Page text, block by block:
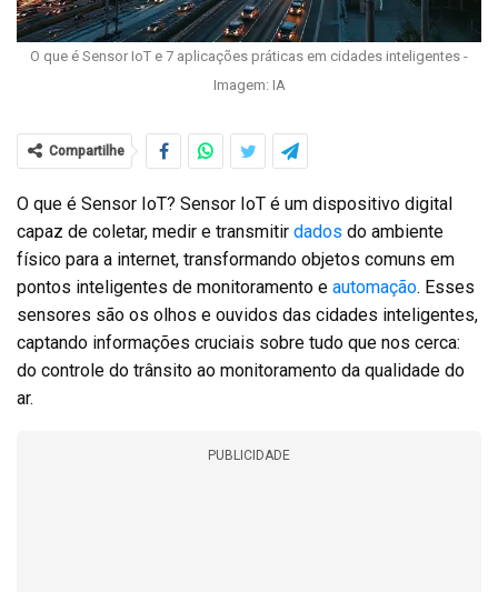
O que é Sensor IoT e 7 aplicações práticas em cidades inteligentes -
Imagem: IA
Compartilhe
O que é Sensor IoT? Sensor IoT é um dispositivo digital
capaz de coletar, medir e transmitir dados do ambiente
físico para a internet, transformando objetos comuns em
pontos inteligentes de monitoramento e automação. Esses
sensores são os olhos e ouvidos das cidades inteligentes,
captando informações cruciais sobre tudo que nos cerca:
do controle do trânsito ao monitoramento da qualidade do
ar.
PUBLICIDADE